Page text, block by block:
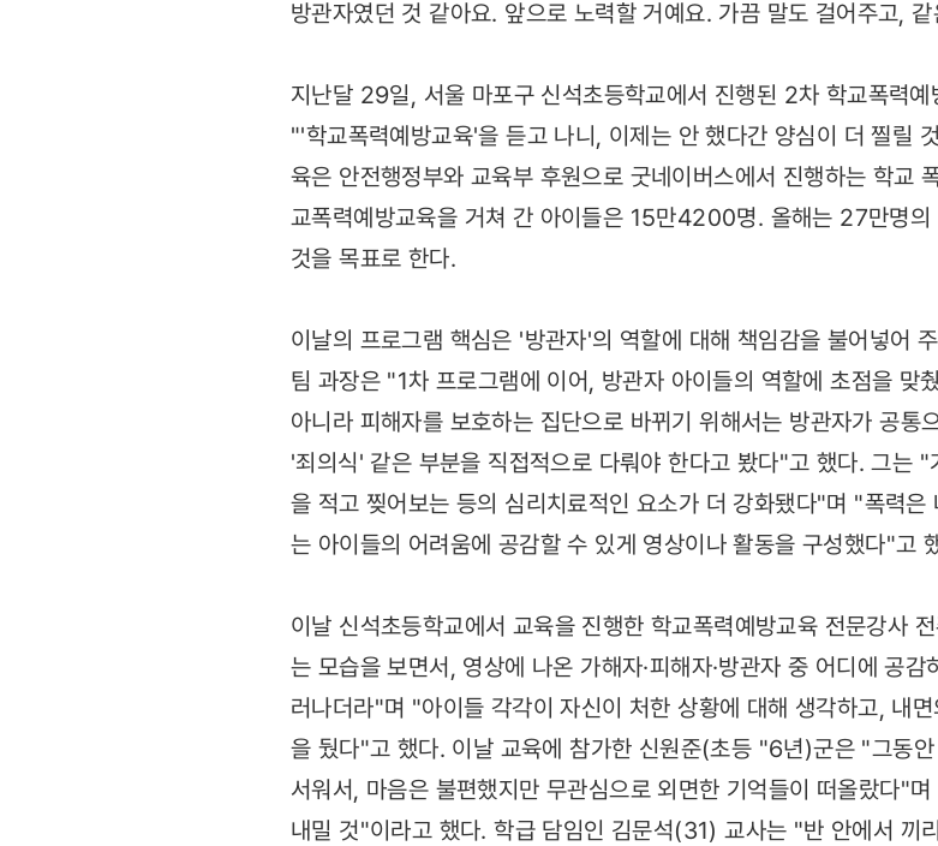
난
가해자보다
더
나쁜
'방관자'였다는걸
방관자였던 것 같아요. 앞으로 노력할 거예요. 가끔 말도 걸어주고,
지난달 29일, 서울 마포구 신석초등학교에서 진행된 2차 학교폭력
"'학교폭력예방교육'을 듣고 나니, 이제는 안 했다간 양심이 더 찔릴
육은 안전행정부와 교육부 후원으로 굿네이버스에서 진행하는 학교
교폭력예방교육을 거쳐 간 아이들은 15만4200명. 올해는 27만명
것을 목표로 한다.
이날의 프로그램 핵심은 '방관자'의 역할에 대해 책임감을 불어넣어
팀 과장은 "1차 프로그램에 이어, 방관자 아이들의 역할에 초점을 맞
아니라 피해자를 보호하는 집단으로 바뀌기 위해서는 방관자가 공통
'죄의식' 같은 부분을 직접적으로 다뤄야 한다고 봤다"고 했다. 그는
을 적고 찢어보는 등의 심리치료적인 요소가 더 강화됐다"며 "폭력
는 아이들의 어려움에 공감할 수 있게 영상이나 활동을 구성했다"고
이날 신석초등학교에서 교육을 진행한 학교폭력예방교육 전문강사
는 모습을 보면서, 영상에 나온 가해자·피해자·방관자 중 어디에 공
러나더라"며 "아이들 각각이 자신이 처한 상황에 대해 생각하고, 내
을 뒀다"고 했다. 이날 교육에 참가한 신원준(초등 "6년)군은 "그동
서워서, 마음은 불편했지만 무관심으로 외면한 기억들이 떠올랐다"
내밀 것"이라고 했다. 학급 담임인 김문석(31) 교사는 "반 안에서 끼